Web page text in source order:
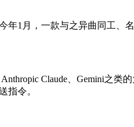
年1月，一款与之异曲同工
Claude、Gemini之类
指令。